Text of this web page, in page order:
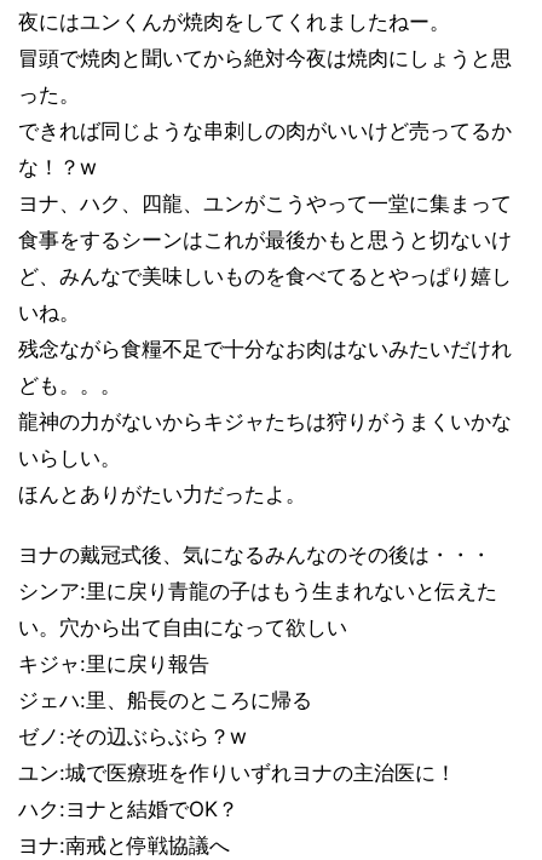
夜にはユンくんが焼肉をしてくれましたねー。
冒頭で焼肉と聞いてから絶対今夜は焼肉にしょうと思
った。
できれば同じような串刺しの肉がいいけど売ってるか
な！？w
ヨナ、ハク、四龍、ユンがこうやって一堂に集まって
食事をするシーンはこれが最後かもと思うと切ないけ
ど、みんなで美味しいものを食べてるとやっぱり嬉し
いね。
残念ながら食糧不足で十分なお肉はないみたいだけれ
ども。。。
龍神の力がないからキジャたちは狩りがうまくいかな
いらしい。
ほんとありがたい力だったよ。
ヨナの戴冠式後、気になるみんなのその後は・・・
シンア:里に戻り青龍の子はもう生まれないと伝えた
い。穴から出て自由になって欲しい
キジャ:里に戻り報告
ジェハ:里、船長のところに帰る
ゼノ:その辺ぶらぶら？w
ユン:城で医療班を作りいずれヨナの主治医に！
ハク:ヨナと結婚でOK？
ヨナ:南戒と停戦協議へ